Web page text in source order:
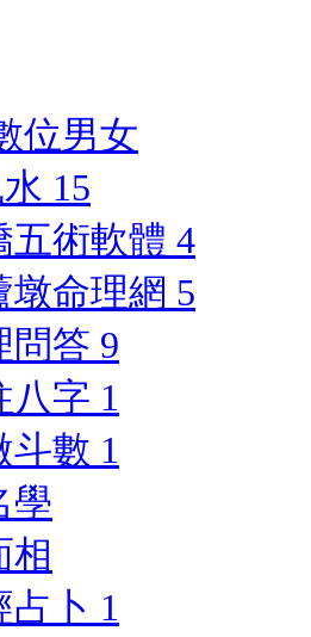
位男女
15
五術軟體 4
墩命理網 5
問答 9
八字 1
斗數 1
學
相
占卜 1